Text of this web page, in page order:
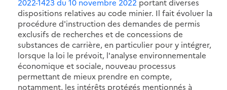
dispositions relatives au code minier. Il fait évoluer la
procédure d'instruction des demandes de permis
exclusifs de recherches et de concessions de
substances de carrière, en particulier pour y intégrer,
lorsque la loi le prévoit, l'analyse environnementale
économique et sociale, nouveau processus
permettant de mieux prendre en compte,
notamment, les intérêts protégés mentionnés à